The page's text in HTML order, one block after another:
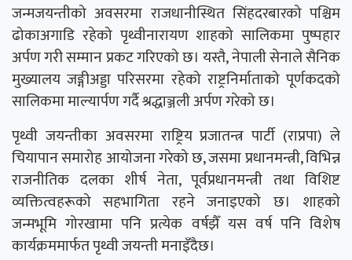
जन्मजयन्तीको अवसरमा राजधानीस्थित सिंहदरबारको पश्चिम
ढोकाअगाडि रहेको पृथ्वीनारायण शाहको सालिकमा पुष्पहार
अर्पण गरी सम्मान प्रकट गरिएको छ। यस्तै, नेपाली सेनाले सैनिक
मुख्यालय जङ्गीअड्डा परिसरमा रहेको राष्ट्रनिर्माताको पूर्णकदको
सालिकमा माल्यार्पण गर्दै श्रद्धाञ्जली अर्पण गरेको छ।
पृथ्वी जयन्तीका अवसरमा राष्ट्रिय प्रजातन्त्र पार्टी (राप्रपा) ले
चियापान समारोह आयोजना गरेको छ, जसमा प्रधानमन्त्री, विभिन्न
राजनीतिक दलका शीर्ष नेता, पूर्वप्रधानमन्त्री तथा विशिष्ट
व्यक्तित्वहरूको सहभागिता रहने जनाइएको छ। शाहको
जन्मभूमि गोरखामा पनि प्रत्येक वर्षझैँ यस वर्ष पनि विशेष
कार्यक्रममार्फत पृथ्वी जयन्ती मनाइँदैछ।